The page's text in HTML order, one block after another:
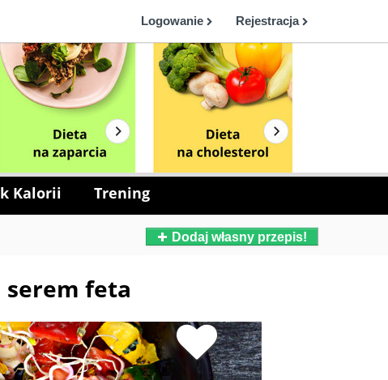
Logowanie Rejestracja
Kalorii Trening
Dodaj własny przepis!
serem feta